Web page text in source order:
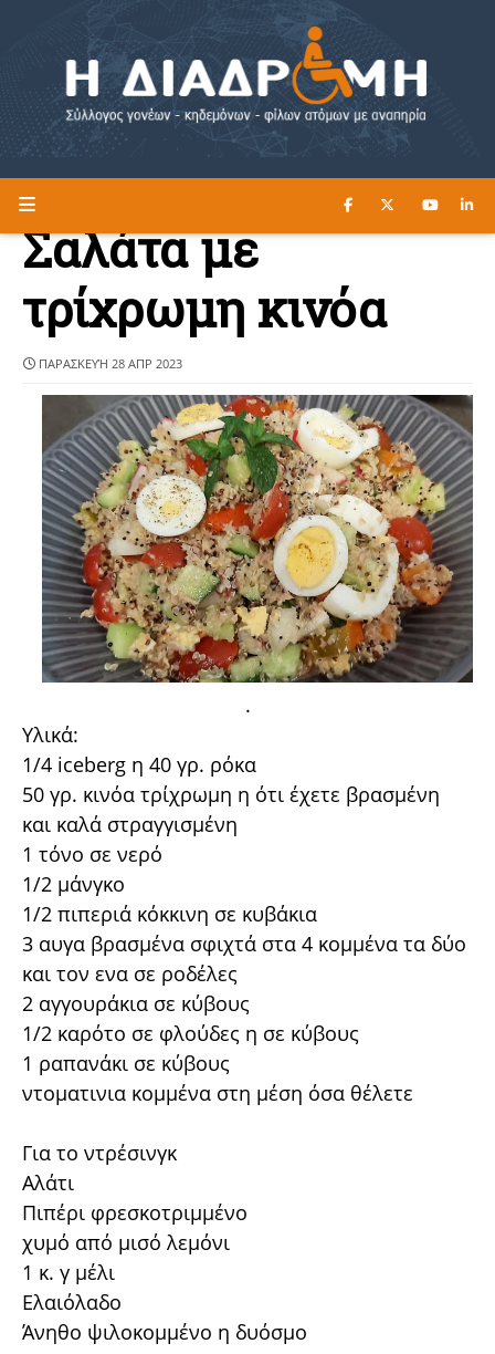
Η ΔΙΑΔΡΟΜΗ ΔΙΑΒΑΣΤΕ ΕΔΩ ►
Σαλάτα με
τρίχρωμη κινόα
ΠΑΡΑΣΚΕΥΉ 28 ΑΠΡ 2023
.
Υλικά:
1/4 iceberg η 40 γρ. ρόκα
50 γρ. κινόα τρίχρωμη η ότι έχετε βρασμένη
και καλά στραγγισμένη
1 τόνο σε νερό
1/2 μάνγκο
1/2 πιπεριά κόκκινη σε κυβάκια
3 αυγα βρασμένα σφιχτά στα 4 κομμένα τα δύο
και τον ενα σε ροδέλες
2 αγγουράκια σε κύβους
1/2 καρότο σε φλούδες η σε κύβους
1 ραπανάκι σε κύβους
ντοματινια κομμένα στη μέση όσα θέλετε
Για το ντρέσινγκ
Αλάτι
Πιπέρι φρεσκοτριμμένο
χυμό από μισό λεμόνι
1 κ. γ μέλι
Ελαιόλαδο
Άνηθο ψιλοκομμένο η δυόσμο